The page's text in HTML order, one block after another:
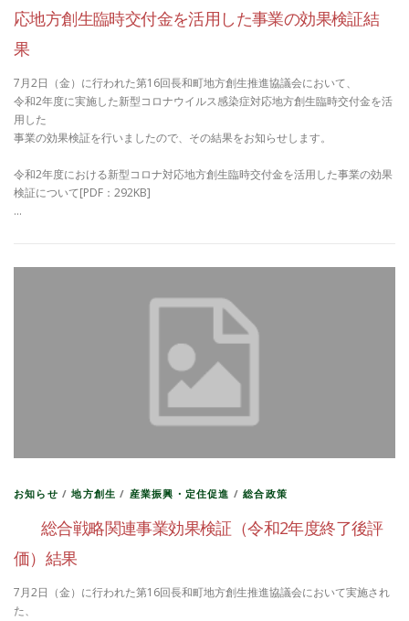
応地方創生臨時交付金を活用した事業の効果検証結
果
7月2日（金）に行われた第16回長和町地方創生推進協議会において、
令和2年度に実施した新型コロナウイルス感染症対応地方創生臨時交付金を活
用した
事業の効果検証を行いましたので、その結果をお知らせします。
令和2年度における新型コロナ対応地方創生臨時交付金を活用した事業の効果
検証について[PDF：292KB]
…
お知らせ /地方創生 / 産業振興・定住促進 /総合政策
総合戦略関連事業効果検証（令和2年度終了後評
価）結果
7月2日（金）に行われた第16回長和町地方創生推進協議会において実施され
た、